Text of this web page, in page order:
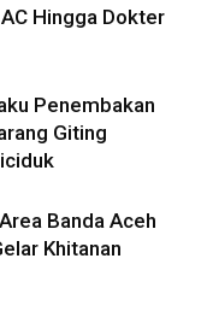
Hingga Dokter
Penembakan
Giting
Banda Aceh
Khitanan